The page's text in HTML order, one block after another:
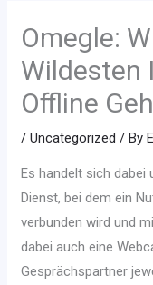
Omegle:
Wildesten
Offline
/Uncategorized / By
Es handelt sich dabei
Dienst, bei dem ein
verbunden wird und
dabei auch eine
Gesprächspartner